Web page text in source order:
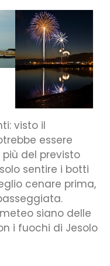
visto il
essere
del previsto
sentire i botti
cenare prima,
siano delle
i fuochi di Jesolo